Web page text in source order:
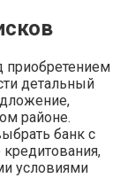
приобретением
детальный
районе.
банк с
условиями